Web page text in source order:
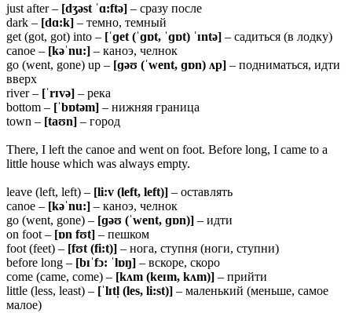
just after – [dʒəst ˈɑ:ftə] – сразу после
dark – [dɑ:k] – темно, темный
get (got, got) into – [ˈɡet (ˈɡɒt, ˈɡɒt) ˈɪntə] – садиться (в лодку)
canoe – [kəˈnu:] – каноэ, челнок
go (went, gone) up – [ɡəʊ (ˈwent, ɡɒn) ʌp] – подниматься, идти
вверх
river – [ˈrɪvə] – река
bottom – [ˈbɒtəm] – нижняя граница
town – [taʊn] – город
There, I left the canoe and went on foot. Before long, I came to a
little house which was always empty.
leave (left, left) – [li:v (left, left)] – оставлять
canoe – [kəˈnu:] – каноэ, челнок
go (went, gone) – [ɡəʊ (ˈwent, ɡɒn)] – идти
on foot – [ɒn fʊt] – пешком
foot (feet) – [fʊt (fi:t)] – нога, ступня (ноги, ступни)
before long – [bɪˈfɔ: ˈlɒŋ] – вскоре, скоро
come (came, come) – [kʌm (keɪm, kʌm)] – прийти
little (less, least) – [ˈlɪtl̩ (les, li:st)] – маленький (меньше, самое
малое)